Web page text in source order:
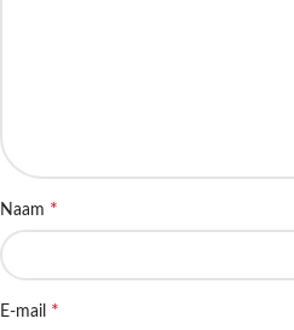
Naam *
E-mail *